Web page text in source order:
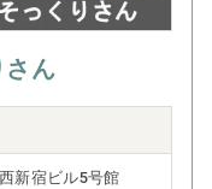
さん
新宿ビル5号館